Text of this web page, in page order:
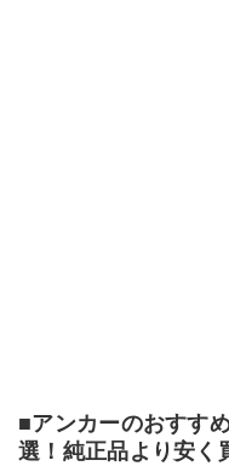
■アンカーのおすす
選！純正品より安